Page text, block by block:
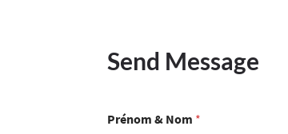
Send Message
Prénom & Nom *